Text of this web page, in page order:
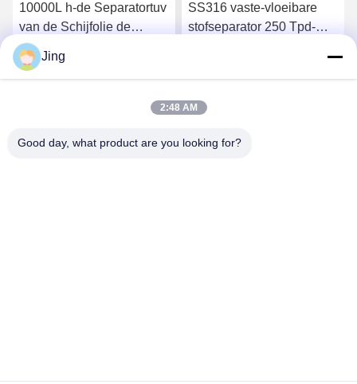
10000L h-de Separatortuv
van de Schijfolie de
Schijfstapel centrifugeert
Ga Nu Praten.
SS316 vaste-vloeibare
stofseparator 250 Tpd-
Ga Nu Praten.
Jing
2:48 AM
Good day, what product are you looking for?